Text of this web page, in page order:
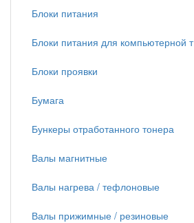
Блоки питания
Блоки питания для компьютерной т
Блоки проявки
Бумага
Бункеры отработанного тонера
Валы магнитные
Валы нагрева / тефлоновые
Валы прижимные / резиновые